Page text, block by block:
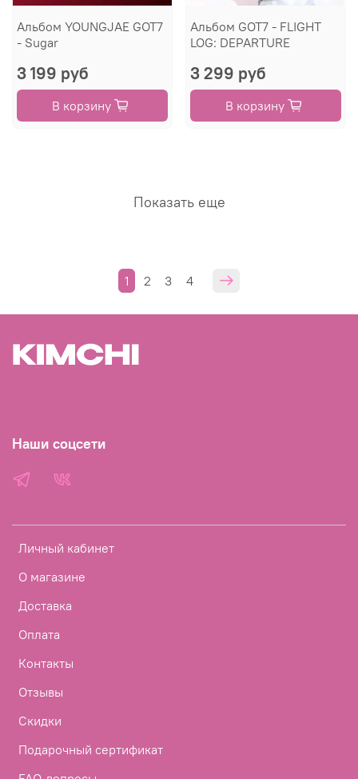
Альбом YOUNGJAE GOT7
- Sugar
3 199 руб
В корзину
Альбом GOT7 - FLIGHT
LOG: DEPARTURE
3 299 руб
В корзину
Показать еще
1 2 3 4
Личный кабинет
О магазине
Доставка
Оплата
Контакты
Отзывы
Скидки
Подарочный сертификат
Наши соцсети